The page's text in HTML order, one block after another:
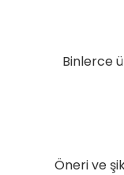
Binlerce
Öneri ve